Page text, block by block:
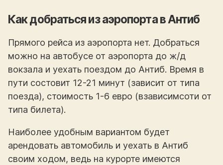
Как добраться из аэропорта в Антиб
Прямого рейса из аэропорта нет. Добраться
можно на автобусе от аэропорта до ж/д
вокзала и уехать поездом до Антиб. Время в
пути состовит 12-21 минут (зависит от типа
поезда), стоимость 1-6 евро (взависимсоти от
типа билета).
Наиболее удобным вариантом будет
арендовать автомобиль и уехать в Антиб
своим ходом, ведь на курорте имеются